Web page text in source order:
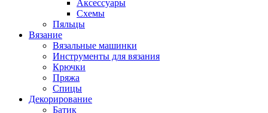
Аксессуары
Схемы
Пяльцы
Вязание
Вязальные машинки
Инструменты для вязания
Крючки
Пряжа
Спицы
Декорирование
Батик